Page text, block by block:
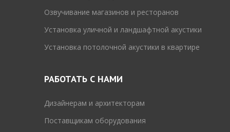
Озвучивание магазинов и ресторанов
Установка уличной и ландшафтной акустики
Установка потолочной акустики в квартире
РАБОТАТЬ С НАМИ
Дизайнерам и архитекторам
Поставщикам оборудования